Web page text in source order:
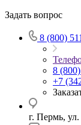
Задать вопрос
8 (800)
8
+7
г. Пермь,